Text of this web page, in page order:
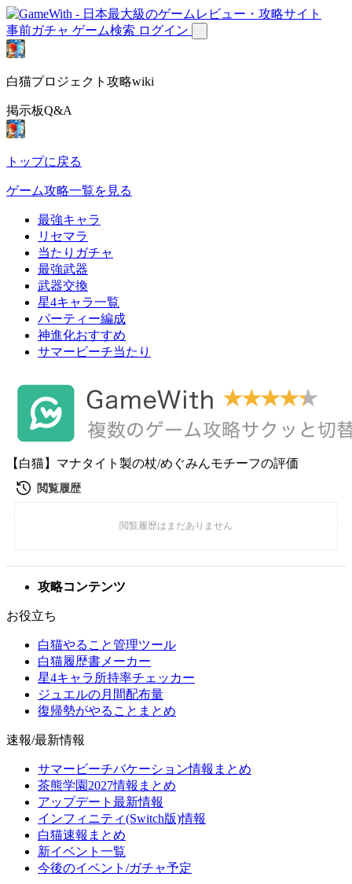
事前ガチャ ゲーム検索 ログイン
白猫プロジェクト攻略wiki
掲示板Q&A
トップに戻る
ゲーム攻略一覧を見る
最強キャラ
リセマラ
当たりガチャ
最強武器
武器交換
星4キャラ一覧
パーティー編成
神進化おすすめ
サマービーチ当たり
【白猫】マナタイト製の杖/めぐみんモチーフの評価
攻略コンテンツ
お役立ち
白猫やること管理ツール
白猫履歴書メーカー
星4キャラ所持率チェッカー
ジュエルの月間配布量
復帰勢がやることまとめ
速報/最新情報
サマービーチバケーション情報まとめ
茶熊学園2027情報まとめ
アップデート最新情報
インフィニティ(Switch版)情報
白猫速報まとめ
新イベント一覧
今後のイベント/ガチャ予定